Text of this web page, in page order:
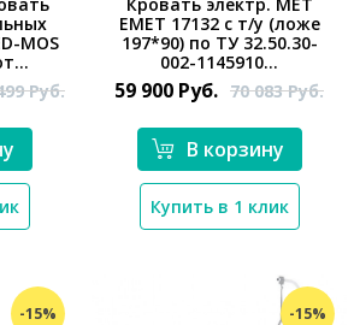
MOS
Руб.
*}
EMET 17132 с т/у (ложе
197*90) по ТУ 32.50.30-
002-1145910...
59 900 Руб. 70 083Руб.
В корзину
Купить в 1 клик
-15% -15%